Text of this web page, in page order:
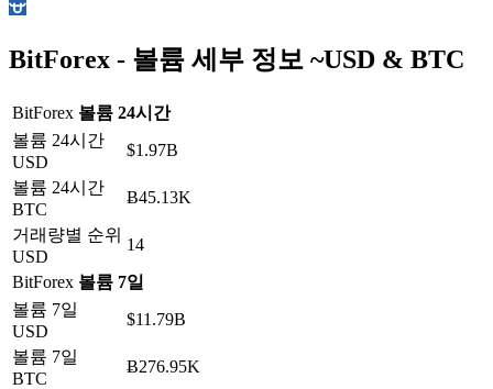
BitForex - 볼륨 세부 정보 ~USD & BTC
BitForex 볼륨 24시간
볼륨 24시간
USD
$1.97B
볼륨 24시간
BTC
Ƀ45.13K
거래량별 순위
USD
14
BitForex 볼륨 7일
볼륨 7일
USD
$11.79B
볼륨 7일
BTC
Ƀ276.95K